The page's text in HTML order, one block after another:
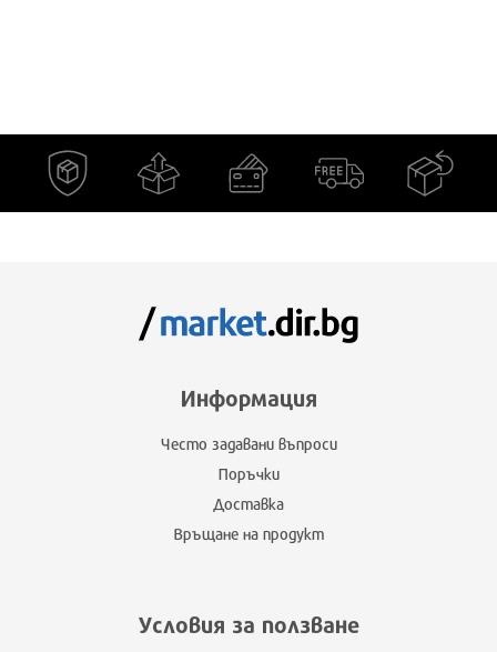
Информация
Често задавани въпроси
Поръчки
Доставка
Връщане на продукт
Условия за ползване